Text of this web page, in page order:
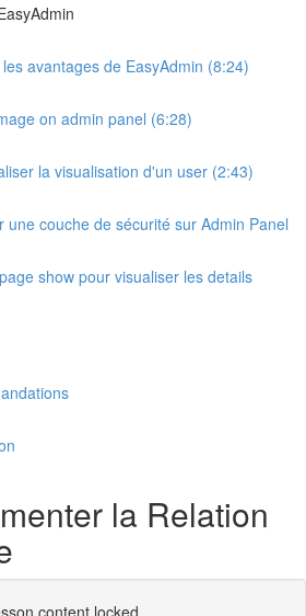
avantages de EasyAdmin (8:24)
on admin panel (6:28)
la visualisation d'un user (2:43)
une couche de sécurité sur Admin Panel
show pour visualiser les details
la Relation
content locked